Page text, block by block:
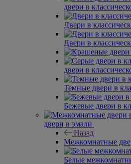
двери в
Двери в
Двери в
двери в
Темные двери в
Бежевые двери в
двери в эмали
Назад
Межкомнатные
Белые